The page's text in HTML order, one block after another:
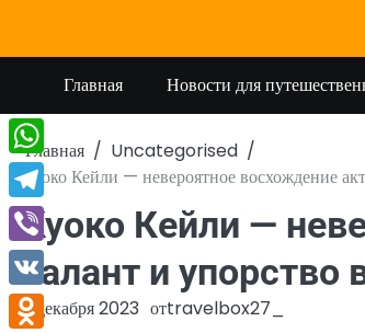
содержимому
Главная Новости для
Главная
Uncategorised
Куоко Кейли — невероятное восхождение
Куоко Кейли —
талант и упорство
3 декабря 2023 отtravelbox27_
WhatsApp
Telegram
Viber
VK